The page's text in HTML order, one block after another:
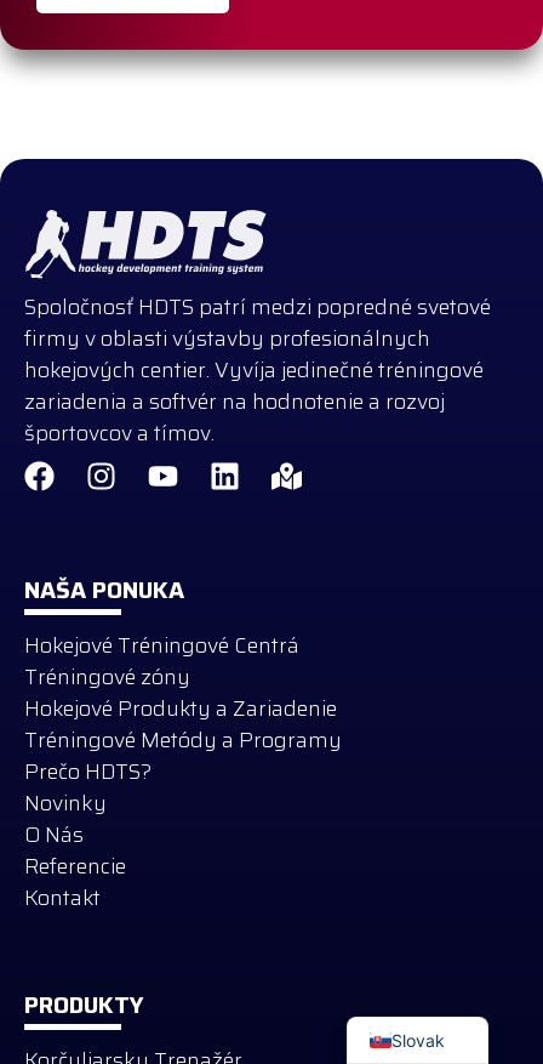
Spoločnosť HDTS patrí medzi popredné svetové
firmy v oblasti výstavby profesionálnych
hokejových centier. Vyvíja jedinečné tréningové
zariadenia a softvér na hodnotenie a rozvoj
športovcov a tímov.
NAŠA PONUKA
Hokejové Tréningové Centrá
Tréningové zóny
Hokejové Produkty a Zariadenie
Tréningové Metódy a Programy
Prečo HDTS?
Novinky
O Nás
Referencie
Kontakt
PRODUKTY
Slovak